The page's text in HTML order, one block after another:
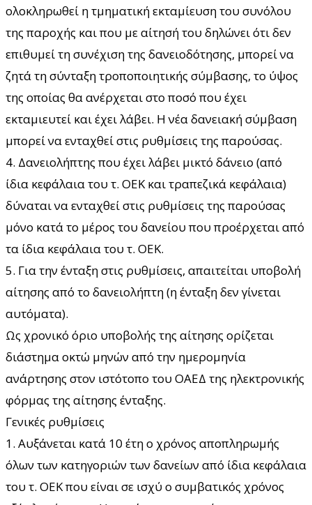
ολοκληρωθεί η τμηματική εκταμίευση του συνόλου
της παροχής και που με αίτησή του δηλώνει ότι δεν
επιθυμεί τη συνέχιση της δανειοδότησης, μπορεί να
ζητά τη σύνταξη τροποποιητικής σύμβασης, το ύψος
της οποίας θα ανέρχεται στο ποσό που έχει
εκταμιευτεί και έχει λάβει. Η νέα δανειακή σύμβαση
μπορεί να ενταχθεί στις ρυθμίσεις της παρούσας.
4. Δανειολήπτης που έχει λάβει μικτό δάνειο (από
ίδια κεφάλαια του τ. ΟΕΚ και τραπεζικά κεφάλαια)
δύναται να ενταχθεί στις ρυθμίσεις της παρούσας
μόνο κατά το μέρος του δανείου που προέρχεται από
τα ίδια κεφάλαια του τ. ΟΕΚ.
5. Για την ένταξη στις ρυθμίσεις, απαιτείται υποβολή
αίτησης από το δανειολήπτη (η ένταξη δεν γίνεται
αυτόματα).
Ως χρονικό όριο υποβολής της αίτησης ορίζεται
διάστημα οκτώ μηνών από την ημερομηνία
ανάρτησης στον ιστότοπο του ΟΑΕΔ της ηλεκτρονικής
φόρμας της αίτησης ένταξης.
Γενικές ρυθμίσεις
1. Αυξάνεται κατά 10 έτη ο χρόνος αποπληρωμής
όλων των κατηγοριών των δανείων από ίδια κεφάλαια
του τ. ΟΕΚ που είναι σε ισχύ ο συμβατικός χρόνος